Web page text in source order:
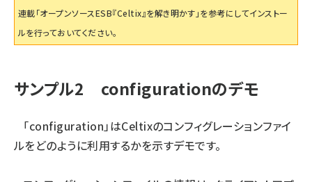
連載「オープンソースESB『Celtix』を解き明かす 」を参考にしてインストー
ルを行っておいてください。
サンプル2 configurationのデモ
「configuration」はCeltixのコンフィグレーションファイ
ルをどのように利用するかを示すデモです。